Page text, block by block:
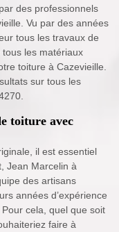
des professionnels
Vu par des années
tous les travaux de
les matériaux
toiture à Cazevieille.
sur tous les
toiture avec
il est essentiel
Jean Marcelin à
des artisans
années d’expérience
cela, quel que soit
faire à